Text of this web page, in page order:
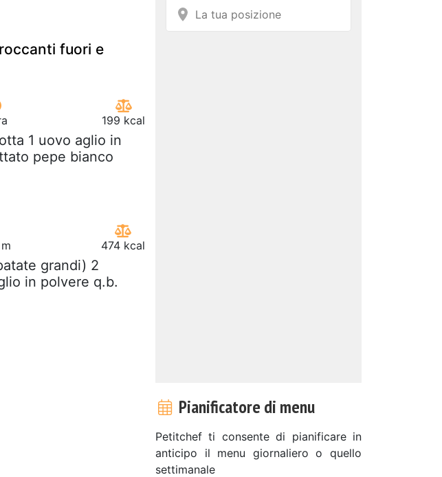
fuori e
199 kcal
1 uovo aglio in
pepe bianco
474 kcal
grandi) 2
in polvere q.b.
Pianificatore di menu
Petitchef ti consente di pianificare in
anticipo il menu giornaliero o quello
settimanale